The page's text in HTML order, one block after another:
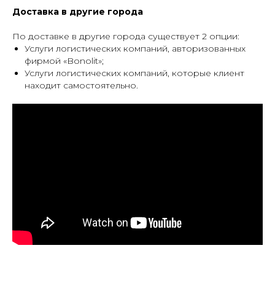
Доставка в другие города
По доставке в другие города существует 2 опции:
Услуги логистических компаний, авторизованных
фирмой «Bonolit»;
Услуги логистических компаний, которые клиент
находит самостоятельно.